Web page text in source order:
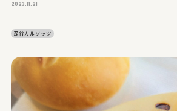
2023.11.21
深谷カルソッツ